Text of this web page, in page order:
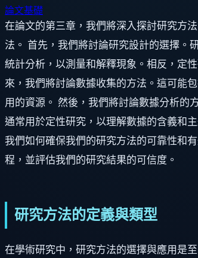
論文基礎
在論文的第三章，我們將深入探討研究方
法。 首先，我們將討論研究設計的選擇。
統計分析，以測量和解釋現象。相反，定
來，我們將討論數據收集的方法。這可能
用的資源。 然後，我們將討論數據分析的
通常用於定性研究，以理解數據的含義和
我們如何確保我們的研究方法的可靠性和
程，並評估我們的研究結果的可信度。
研究方法的定義與類型
在學術研究中，研究方法的選擇與應用是